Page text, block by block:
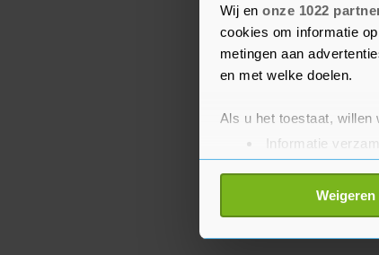
Wij en onze 1022
cookies om informatie
metingen aan
en met welke doelen.
Als u het toestaat, willen
Informatie
Uw apparaat
Lees meer over hoe uw
toestemming op elk
Weigeren